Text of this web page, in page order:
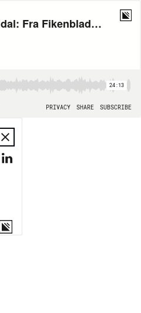
Eivind Galdal: Fra Fikenblader til Palmegreiner
24:13
PRIVACY SHARE SUBSCRIBE